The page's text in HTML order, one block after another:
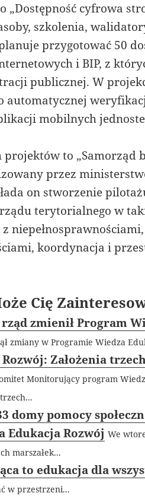
„Dostępność cyfrowa
szkolenia,
przygotować 50
i BIP, z
publicznej. W
automatycznej
mobilnych
to „Samorząd
przez
on stworzenie
terytorialnego w
koordynacja i
Cię
zmienił Program
zmiany w Programie Wiedza
Założenia
Monitorujący program
domy pomocy
Edukacja Rozwój We
marszałek...
to edukacja dla
w przestrzeni...